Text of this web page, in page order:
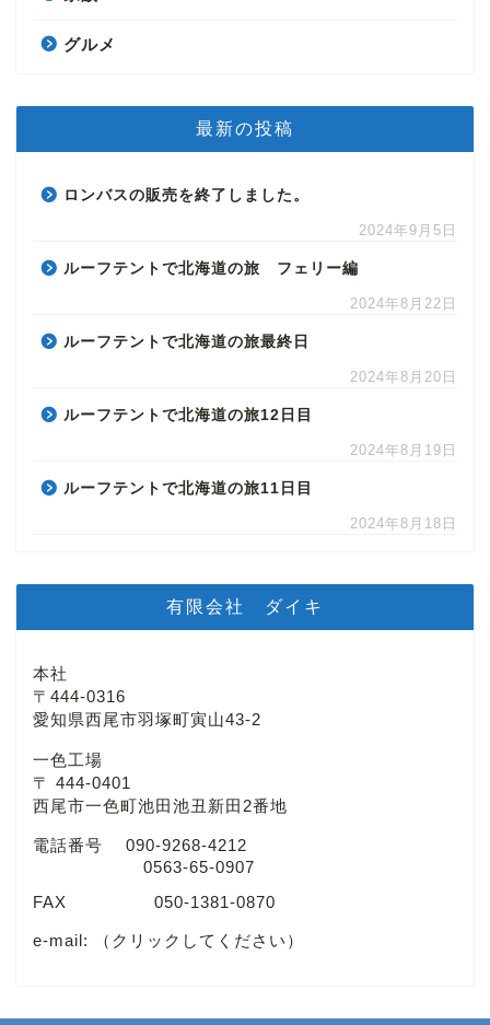
グルメ
最新の投稿
ロンバスの販売を終了しました。
2024年9月5日
ルーフテントで北海道の旅 フェリー編
2024年8月22日
ルーフテントで北海道の旅最終日
2024年8月20日
ルーフテントで北海道の旅12日目
2024年8月19日
ルーフテントで北海道の旅11日目
2024年8月18日
有限会社 ダイキ
本社
〒444-0316
愛知県西尾市羽塚町寅山43-2
一色工場
〒 444-0401
西尾市一色町池田池丑新田2番地
電話番号 090-9268-4212
0563-65-0907
FAX 050-1381-0870
e-mail: （クリックしてください）